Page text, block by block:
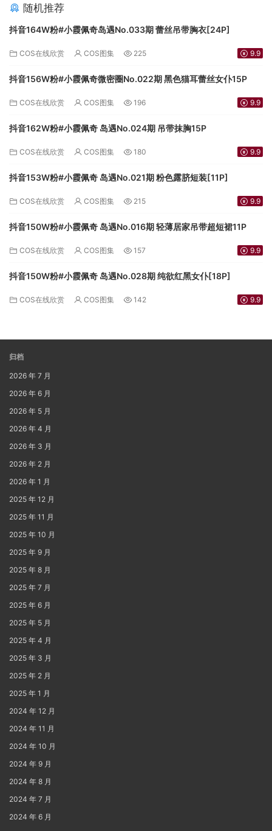
随机推荐
抖音164W粉#小霞佩奇岛遇No.033期 蕾丝吊带胸衣[24P]
COS在线欣赏 COS图集 225 9.9
抖音156W粉#小霞佩奇微密圈No.022期 黑色猫耳蕾丝女仆15P
COS在线欣赏 COS图集 196 9.9
抖音162W粉#小霞佩奇 岛遇No.024期 吊带抹胸15P
COS在线欣赏 COS图集 180 9.9
抖音153W粉#小霞佩奇 岛遇No.021期 粉色露脐短装[11P]
COS在线欣赏 COS图集 215 9.9
抖音150W粉#小霞佩奇 岛遇No.016期 轻薄居家吊带超短裙11P
COS在线欣赏 COS图集 157 9.9
抖音150W粉#小霞佩奇 岛遇No.028期 纯欲红黑女仆[18P]
COS在线欣赏 COS图集 142 9.9
归档
2026 年 7 月
2026 年 6 月
2026 年 5 月
2026 年 4 月
2026 年 3 月
2026 年 2 月
2026 年 1 月
2025 年 12 月
2025 年 11 月
2025 年 10 月
2025 年 9 月
2025 年 8 月
2025 年 7 月
2025 年 6 月
2025 年 5 月
2025 年 4 月
2025 年 3 月
2025 年 2 月
2025 年 1 月
2024 年 12 月
2024 年 11 月
2024 年 10 月
2024 年 9 月
2024 年 8 月
2024 年 7 月
2024 年 6 月